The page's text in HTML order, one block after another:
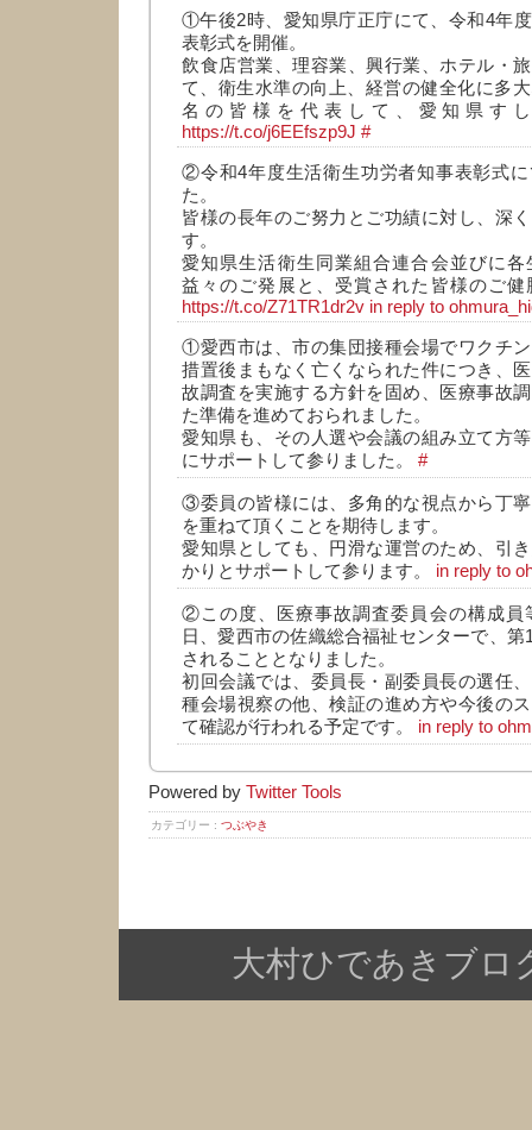
①午後2時、愛知県庁正庁にて、令和4年
表彰式を開催。
飲食店営業、理容業、興行業、ホテル・
て、衛生水準の向上、経営の健全化に多
名の皆様を代表して、愛知県す
https://t.co/j6EEfszp9J #
②令和4年度生活衛生功労者知事表彰式
た。
皆様の長年のご努力とご功績に対し、深
す。
愛知県生活衛生同業組合連合会並びに
益々のご発展と、受賞された皆様のご
https://t.co/Z71TR1dr2v in reply to
①愛西市は、市の集団接種会場でワクチ
措置後まもなく亡くなられた件につき、
故調査を実施する方針を固め、医療事故
た準備を進めておられました。
愛知県も、その人選や会議の組み立て方
にサポートして参りました。 #
③委員の皆様には、多角的な視点から丁
を重ねて頂くことを期待します。
愛知県としても、円滑な運営のため、引
かりとサポートして参ります。 in reply to
②この度、医療事故調査委員会の構成員
日、愛西市の佐織総合福祉センターで、
されることとなりました。
初回会議では、委員長・副委員長の選任
種会場視察の他、検証の進め方や今後の
て確認が行われる予定です。 in reply to
Powered by Twitter Tools
カテゴリー : つぶやき
大村ひであきブロ